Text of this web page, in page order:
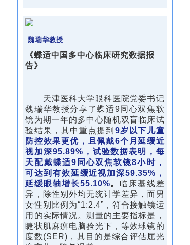
魏瑞华教授
《蝶适中国多中心临床研究数据报
告》
天津医科大学眼科医院党委书记
魏瑞华教授分享了蝶适9同心双焦软
镜为期一年的多中心随机双盲临床试
验结果，其中重点提到 9岁以下儿童
防控效果更优，且佩戴6个月延缓近
视加深95.89% ，试验数据表明，每
天配戴蝶适9同心双焦软镜8小时，
可达到有效延缓近视加深59.35%，
延缓眼轴增长55.10%。 临床基线差
异，除性别外均无统计学差异，而男
女性别比例为“1:2.4”，符合接触镜运
用的实际情况。测量的主要指标是，
睫状肌麻痹电脑验光下，等效球镜的
度数(SER)，其目的是综合评估屈光